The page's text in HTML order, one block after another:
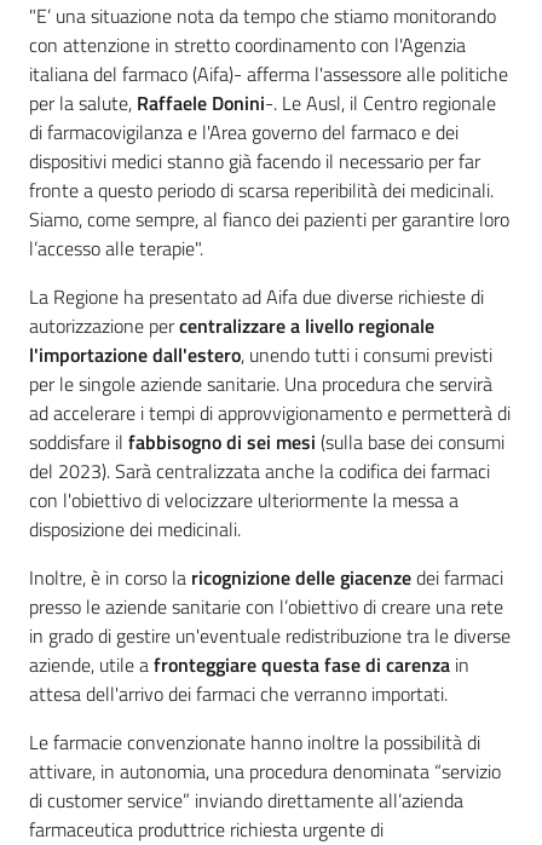
"E’ una situazione nota da tempo che stiamo monitorando
con attenzione in stretto coordinamento con l'Agenzia
italiana del farmaco (Aifa)- afferma l'assessore alle politiche
per la salute, Raffaele Donini-. Le Ausl, il Centro regionale
di farmacovigilanza e l'Area governo del farmaco e dei
dispositivi medici stanno già facendo il necessario per far
fronte a questo periodo di scarsa reperibilità dei medicinali.
Siamo, come sempre, al fianco dei pazienti per garantire loro
l’accesso alle terapie".
La Regione ha presentato ad Aifa due diverse richieste di
autorizzazione percentralizzare a livello regionale
l'importazione dall'estero, unendo tutti i consumi previsti
per le singole aziende sanitarie. Una procedura che servirà
ad accelerare i tempi di approvvigionamento e permetterà di
soddisfare il fabbisogno di sei mesi (sulla base dei consumi
del 2023). Sarà centralizzata anche la codifica dei farmaci
con l'obiettivo di velocizzare ulteriormente la messa a
disposizione dei medicinali.
Inoltre, è in corso la ricognizione delle giacenzedei farmaci
presso le aziende sanitarie con l’obiettivo di creare una rete
in grado di gestire un'eventuale redistribuzione tra le diverse
aziende, utile afronteggiare questa fase di carenza in
attesa dell'arrivo dei farmaci che verranno importati.
Le farmacie convenzionate hanno inoltre la possibilità di
attivare, in autonomia, una procedura denominata “servizio
di customer service” inviando direttamente all’azienda
farmaceutica produttrice richiesta urgente di